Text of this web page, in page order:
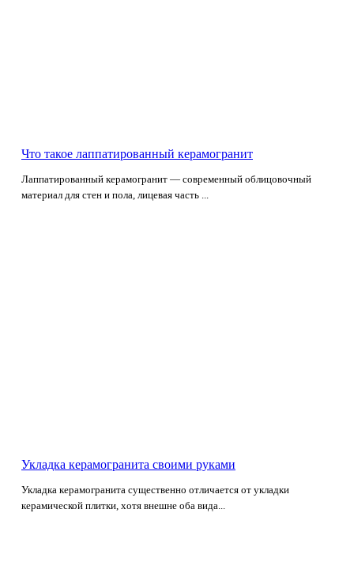
Что такое лаппатированный керамогранит
Лаппатированный керамогранит — современный облицовочный
материал для стен и пола, лицевая часть ...
Укладка керамогранита своими руками
Укладка керамогранита существенно отличается от укладки
керамической плитки, хотя внешне оба вида...